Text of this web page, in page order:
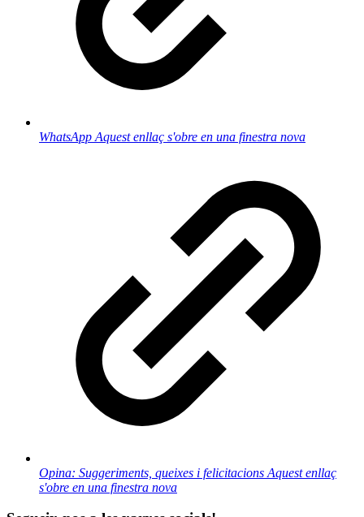
WhatsApp Aquest enllaç s'obre en una finestra nova
Opina: Suggeriments, queixes i felicitacions Aquest enllaç
s'obre en una finestra nova